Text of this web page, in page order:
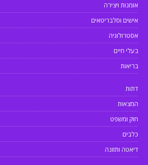
אומנות ויצירה
אישים וסלבריטאים
אסטרולוגיה
בעלי חיים
בריאות
דתות
המצאות
חוק ומשפט
כלבים
דיאטה ותזונה